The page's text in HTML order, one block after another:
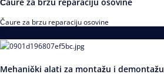
Čaure za brzu reparaciju osovine
Mehanički alati za montažu i demontažu